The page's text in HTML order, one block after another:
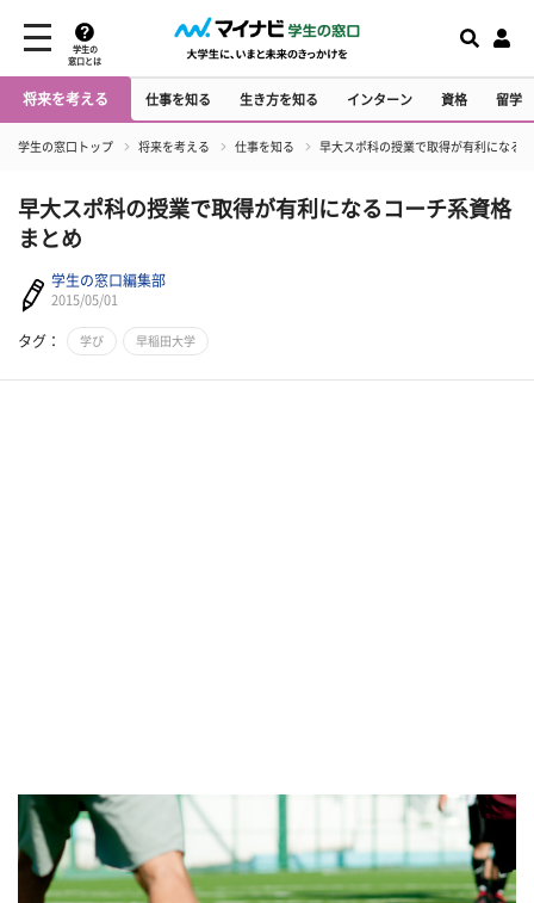
学生の
窓口とは
将来を考える 仕事を知る 生き方を知る インターン 資格 留学
学生の窓口トップ 将来を考える 仕事を知る 早大スポ科の授業で取得が有利になる
早大スポ科の授業で取得が有利になるコーチ系資格
まとめ
学生の窓口編集部
2015/05/01
タグ： 学び 早稲田大学